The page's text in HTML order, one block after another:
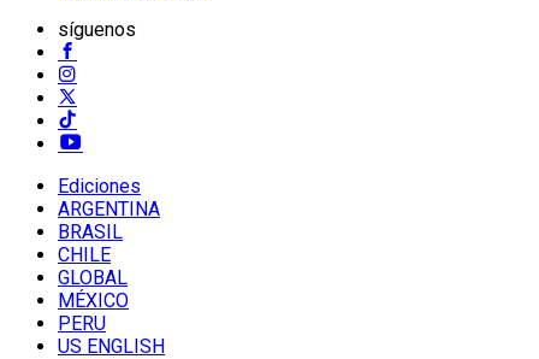
síguenos
Ediciones
ARGENTINA
BRASIL
CHILE
GLOBAL
MÉXICO
PERU
US ENGLISH